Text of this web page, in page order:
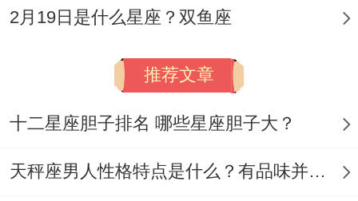
事业跟财富的双重考验
部分天蝎座大概收到跨部门合作或外派机
会，需拆开看短期压力跟长期收益。
偏财波动非常清楚
2月19日是什么星座？双鱼座
推荐文章
十二星座胆子排名 哪些星座胆子大？
天秤座男人性格特点是什么？有品味并注重美感